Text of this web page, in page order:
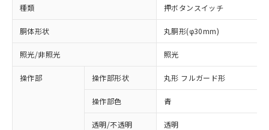
種類 押ボタンスイッチ
胴体形状 丸胴形(φ30mm)
照光/非照光 照光
操作部 操作部形状 丸形 フルガード形
操作部色 青
透明/不透明 透明